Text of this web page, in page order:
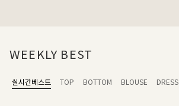
WEEKLY BEST
실시간베스트 TOP BOTTOM BLOUSE DRESS